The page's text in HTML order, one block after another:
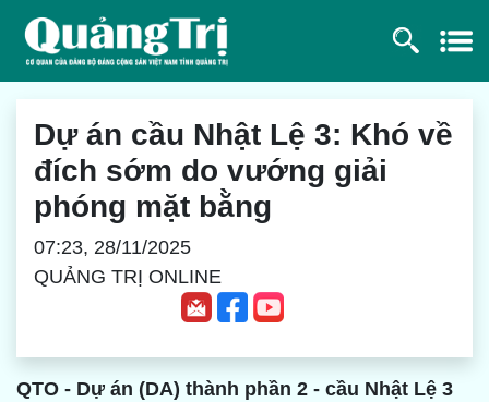
Dự án cầu Nhật Lệ 3: Khó về
đích sớm do vướng giải
phóng mặt bằng
07:23, 28/11/2025
QUẢNG TRỊ ONLINE
QTO - Dự án (DA) thành phần 2 - cầu Nhật Lệ 3